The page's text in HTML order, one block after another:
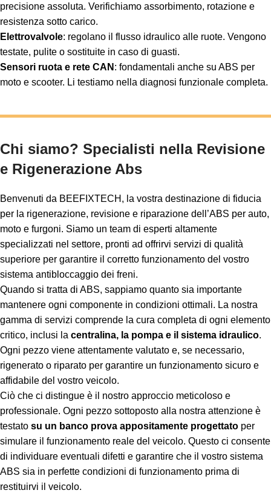
precisione assoluta. Verifichiamo assorbimento, rotazione e
resistenza sotto carico.
Elettrovalvole: regolano il flusso idraulico alle ruote. Vengono
testate, pulite o sostituite in caso di guasti.
Sensori ruota e rete CAN : fondamentali anche su ABS per
moto e scooter. Li testiamo nella diagnosi funzionale completa.
Chi siamo? Specialisti nella Revisione
e Rigenerazione Abs
Benvenuti da BEEFIXTECH, la vostra destinazione di fiducia
per la rigenerazione, revisione e riparazione dell’ABS per auto,
moto e furgoni. Siamo un team di esperti altamente
specializzati nel settore, pronti ad offrirvi servizi di qualità
superiore per garantire il corretto funzionamento del vostro
sistema antibloccaggio dei freni.
Quando si tratta di ABS, sappiamo quanto sia importante
mantenere ogni componente in condizioni ottimali. La nostra
gamma di servizi comprende la cura completa di ogni elemento
critico, inclusi la centralina, la pompa e il sistema idraulico.
Ogni pezzo viene attentamente valutato e, se necessario,
rigenerato o riparato per garantire un funzionamento sicuro e
affidabile del vostro veicolo.
Ciò che ci distingue è il nostro approccio meticoloso e
professionale. Ogni pezzo sottoposto alla nostra attenzione è
testato su un banco prova appositamente progettato per
simulare il funzionamento reale del veicolo. Questo ci consente
di individuare eventuali difetti e garantire che il vostro sistema
ABS sia in perfette condizioni di funzionamento prima di
restituirvi il veicolo.